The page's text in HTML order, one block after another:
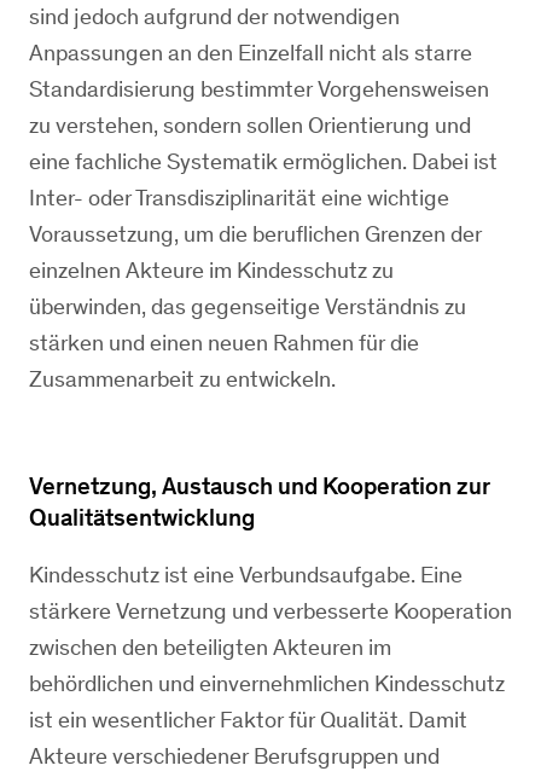
sind jedoch aufgrund der notwendigen
Anpassungen an den Einzelfall nicht als starre
Standardisierung bestimmter Vorgehensweisen
zu verstehen, sondern sollen Orientierung und
eine fachliche Systematik ermöglichen. Dabei ist
Inter- oder Transdisziplinarität eine wichtige
Voraussetzung, um die beruflichen Grenzen der
einzelnen Akteure im Kindesschutz zu
überwinden, das gegenseitige Verständnis zu
stärken und einen neuen Rahmen für die
Zusammenarbeit zu entwickeln.
Vernetzung, Austausch und Kooperation zur
Qualitätsentwicklung
Kindesschutz ist eine Verbundsaufgabe. Eine
stärkere Vernetzung und verbesserte Kooperation
zwischen den beteiligten Akteuren im
behördlichen und einvernehmlichen Kindesschutz
ist ein wesentlicher Faktor für Qualität. Damit
Akteure verschiedener Berufsgruppen und